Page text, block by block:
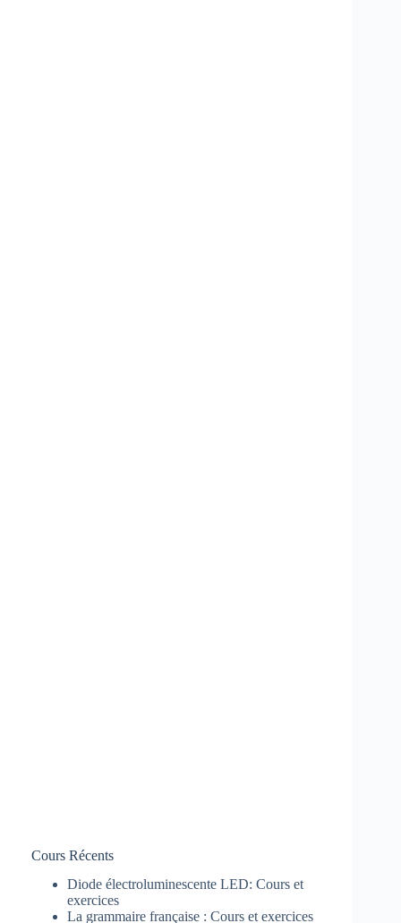
Cours Récents
Diode électroluminescente LED: Cours et
exercices
La grammaire française : Cours et exercices